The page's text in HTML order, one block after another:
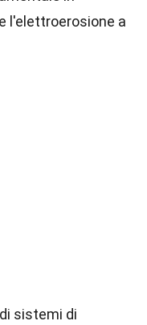
l'elettroerosione a
sistemi di